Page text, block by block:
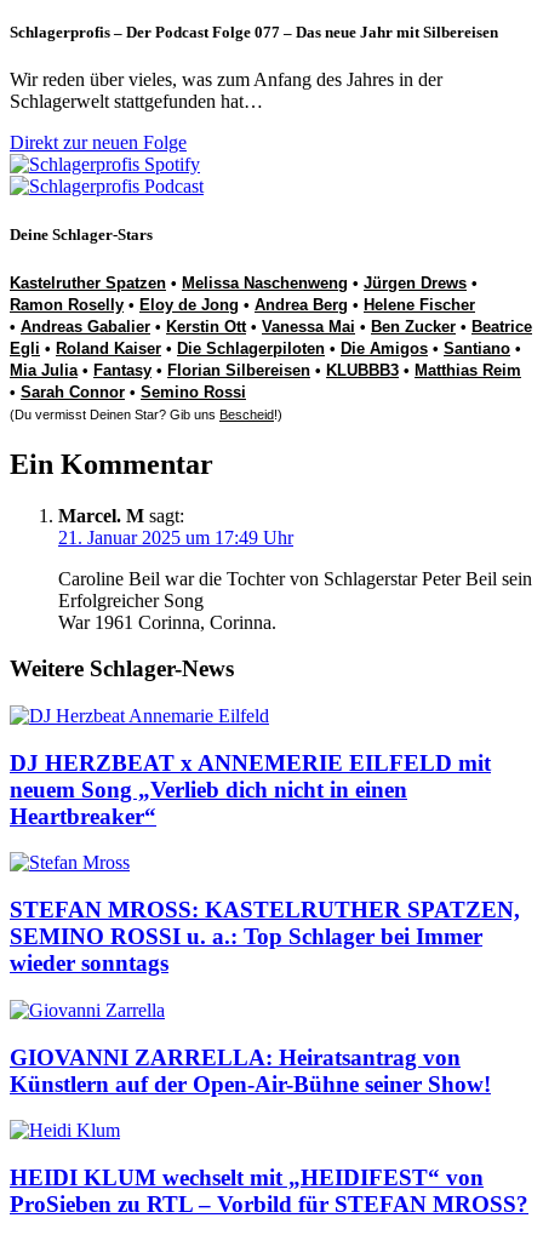
Schlagerprofis – Der Podcast Folge 077 – Das neue Jahr mit Silbereisen
Wir reden über vieles, was zum Anfang des Jahres in der
Schlagerwelt stattgefunden hat…
Direkt zur neuen Folge
Deine Schlager-Stars
Kastelruther Spatzen • Melissa Naschenweng • Jürgen Drews •
Ramon Roselly • Eloy de Jong • Andrea Berg • Helene Fischer
• Andreas Gabalier • Kerstin Ott• Vanessa Mai • Ben Zucker • Beatrice
Egli • Roland Kaiser • Die Schlagerpiloten • Die Amigos • Santiano •
Mia Julia • Fantasy • Florian Silbereisen • KLUBBB3 • Matthias Reim
• Sarah Connor • Semino Rossi
(Du vermisst Deinen Star? Gib uns Bescheid!)
Ein Kommentar
Marcel. M sagt:
21. Januar 2025 um 17:49 Uhr
Caroline Beil war die Tochter von Schlagerstar Peter Beil sein
Erfolgreicher Song
War 1961 Corinna, Corinna.
Weitere Schlager-News
DJ HERZBEAT x ANNEMERIE EILFELD mit
neuem Song „Verlieb dich nicht in einen
Heartbreaker“
STEFAN MROSS: KASTELRUTHER SPATZEN,
SEMINO ROSSI u. a.: Top Schlager bei Immer
wieder sonntags
GIOVANNI ZARRELLA: Heiratsantrag von
Künstlern auf der Open-Air-Bühne seiner Show!
HEIDI KLUM wechselt mit „HEIDIFEST“ von
ProSieben zu RTL – Vorbild für STEFAN MROSS?